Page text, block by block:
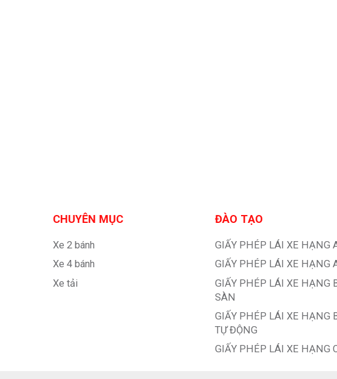
CHUYÊN MỤC
Xe 2 bánh
Xe 4 bánh
Xe tải
ĐÀO TẠO
GIẤY PHÉP LÁI XE HẠNG
GIẤY PHÉP LÁI XE HẠNG
GIẤY PHÉP LÁI XE HẠNG
SÀN
GIẤY PHÉP LÁI XE HẠNG
TỰ ĐỘNG
GIẤY PHÉP LÁI XE HẠNG